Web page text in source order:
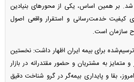
شد. بر همین اساس، یکی از محور‌های بنیادین
کیفیت خدمت‌رسانی و استقرار واقعی اصول
سازمان است.
برای بیمه ایران اظهار داشت: نخستین
و متمایز به مشتریان و حضور مقتدرانه در بازار
بقا و پایداری بیمه‌گر در گرو شناخت دقیق